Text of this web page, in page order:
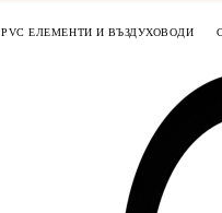
PVC ЕЛЕМЕНТИ И ВЪЗДУХОВОДИ